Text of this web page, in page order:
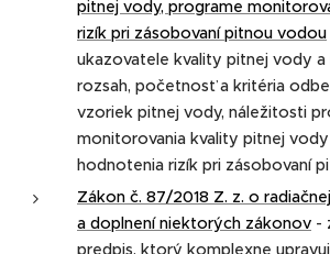
pitnej vody, programe
rizík pri zásobovaní pitnou vodou
ukazovatele kvality pitnej vody a
rozsah, početnosť a kritéria
vzoriek pitnej vody, náležitosti
monitorovania kvality pitnej
hodnotenia rizík pri zásobovaní
Zákon č. 87/2018 Z. z. o
a doplnení niektorých zákonov -
predpis, ktorý komplexne